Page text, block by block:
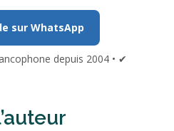
sur WhatsApp
depuis 2004 • ✔